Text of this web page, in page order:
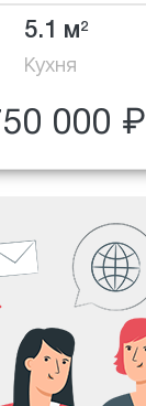
5.1 м2
Кухня
000 ₽